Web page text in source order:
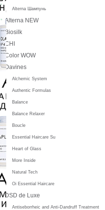
Alterna Шампунь
Alterna NEW
Biosilk
CHI
Color WOW
Davines
Alchemic System
Authentic Formulas
Balance
Balance Relaxer
Boucle
Essential Haircare Su
Heart of Glass
More Inside
Natural Tech
Oi Essential Haircare
DSD de Luxe
Antiseborrheic and Anti-Dandruff Treatment